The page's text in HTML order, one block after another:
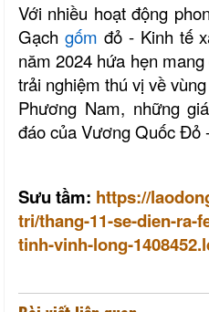
Với nhiều hoạt động
Gạch gốm đỏ - Kinh tế
năm 2024 hứa hẹn
trải nghiệm thú vị về
Phương Nam, những
đáo của Vương Quốc Đỏ
Sưu tầm: https://
tri/thang-11-se-dien-ra-
tinh-vinh-long-